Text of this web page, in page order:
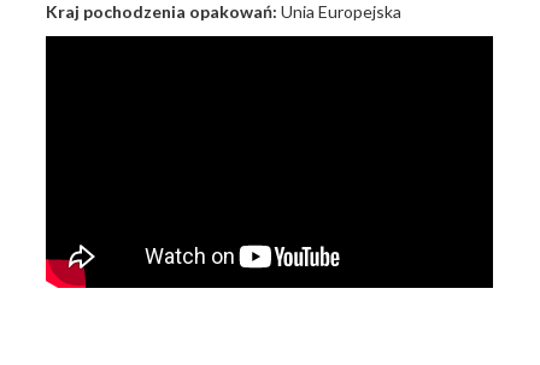
Kraj pochodzenia opakowań: Unia Europejska